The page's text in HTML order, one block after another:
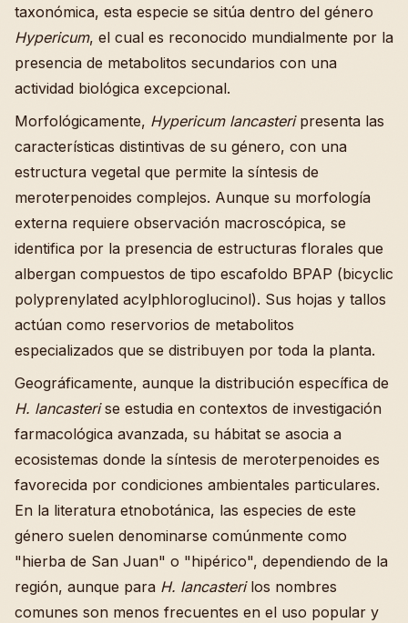
taxonómica, esta especie se sitúa dentro del género
Hypericum, el cual es reconocido mundialmente por la
presencia de metabolitos secundarios con una
actividad biológica excepcional.
Morfológicamente, Hypericum lancasteripresenta las
características distintivas de su género, con una
estructura vegetal que permite la síntesis de
meroterpenoides complejos. Aunque su morfología
externa requiere observación macroscópica, se
identifica por la presencia de estructuras florales que
albergan compuestos de tipo escafoldo BPAP (bicyclic
polyprenylated acylphloroglucinol). Sus hojas y tallos
actúan como reservorios de metabolitos
especializados que se distribuyen por toda la planta.
Geográficamente, aunque la distribución específica de
H. lancasterise estudia en contextos de investigación
farmacológica avanzada, su hábitat se asocia a
ecosistemas donde la síntesis de meroterpenoides es
favorecida por condiciones ambientales particulares.
En la literatura etnobotánica, las especies de este
género suelen denominarse comúnmente como
"hierba de San Juan" o "hipérico", dependiendo de la
región, aunque para H. lancasterilos nombres
comunes son menos frecuentes en el uso popular y